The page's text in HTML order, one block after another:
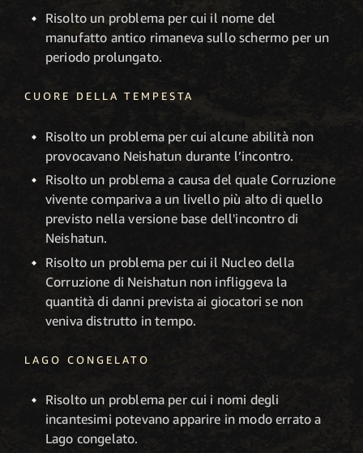
Risolto un problema per cui il nome del
manufatto antico rimaneva sullo schermo per un
periodo prolungato.
CUORE DELLA TEMPESTA
Risolto un problema per cui alcune abilità non
provocavano Neishatun durante l’incontro.
Risolto un problema a causa del quale Corruzione
vivente compariva a un livello più alto di quello
previsto nella versione base dell'incontro di
Neishatun.
Risolto un problema per cui il Nucleo della
Corruzione di Neishatun non infliggeva la
quantità di danni prevista ai giocatori se non
veniva distrutto in tempo.
LAGO CONGELATO
Risolto un problema per cui i nomi degli
incantesimi potevano apparire in modo errato a
Lago congelato.